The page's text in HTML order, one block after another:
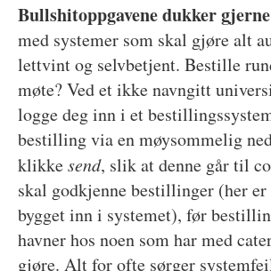
Bullshitoppgavene dukker
med systemer som skal gjøre alt
lettvint og selvbetjent. Bestille
møte? Ved et ikke navngitt
logge deg inn i et
bestilling via en møysommelig
klikkesend, slik at denne går til
skal godkjenne bestillinger (her
bygget inn i systemet), før
havner hos noen som har med
gjøre. Alt for ofte sørger